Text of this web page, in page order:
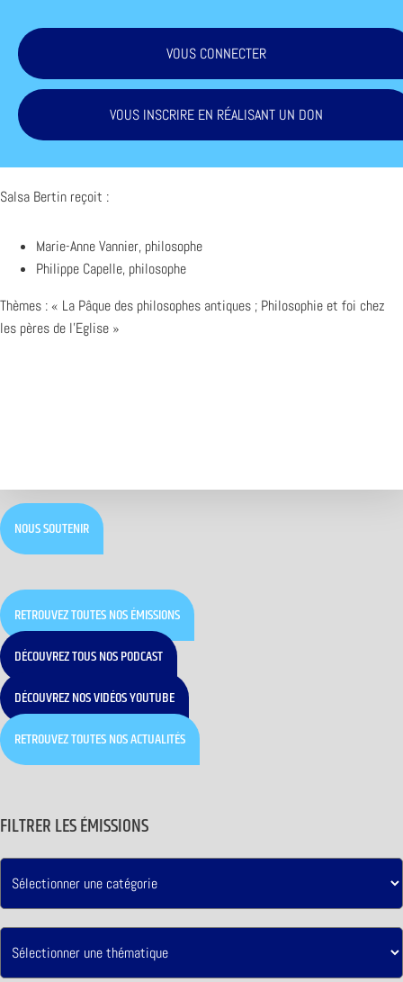
VOUS CONNECTER
VOUS INSCRIRE EN RÉALISANT UN DON
Salsa Bertin reçoit :
Marie-Anne Vannier, philosophe
Philippe Capelle, philosophe
Thèmes : « La Pâque des philosophes antiques ; Philosophie et foi chez
les pères de l’Eglise »
NOUS SOUTENIR
RETROUVEZ TOUTES NOS ÉMISSIONS
DÉCOUVREZ TOUS NOS PODCAST
DÉCOUVREZ NOS VIDÉOS YOUTUBE
RETROUVEZ TOUTES NOS ACTUALITÉS
FILTRER LES ÉMISSIONS